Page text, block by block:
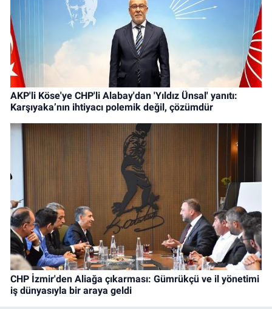
AKP'li Köse'ye CHP'li Alabay'dan 'Yıldız Ünsal' yanıtı:
Karşıyaka’nın ihtiyacı polemik değil, çözümdür
CHP İzmir'den Aliağa çıkarması: Gümrükçü ve il yönetimi
iş dünyasıyla bir araya geldi